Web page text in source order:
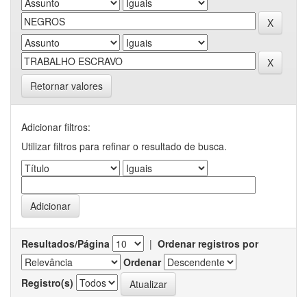
Retornar valores
Adicionar filtros:
Utilizar filtros para refinar o resultado de busca.
Resultados/Página | Ordenar registros por
Ordenar
Registro(s)